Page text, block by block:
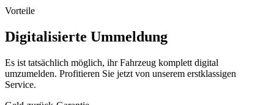
Vorteile
Digitalisierte Ummeldung
Es ist tatsächlich möglich, ihr Fahrzeug komplett digital
umzumelden. Profitieren Sie jetzt von unserem erstklassigen
Service.